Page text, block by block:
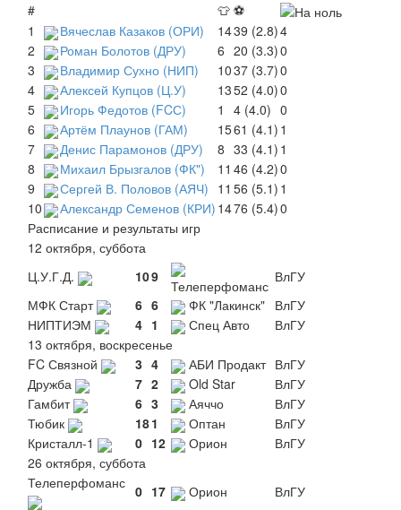
#
👕 ⚽
1
Вячеслав Казаков (ОРИ) 1439 (2.8)4
2
Роман Болотов (ДРУ) 6 20 (3.3)0
3
Владимир Сухно (НИП) 1037 (3.7)0
4
Алексей Купцов (Ц.У) 1352 (4.0)0
5
Игорь Федотов (FCС) 1 4 (4.0) 0
6
Артём Плаунов (ГАМ) 1561 (4.1) 1
7
Денис Парамонов (ДРУ) 8 33 (4.1) 1
8
Михаил Брызгалов (ФК") 11 46 (4.2)0
9
Сергей В. Половов (АЯЧ) 11 56 (5.1) 1
10
Александр Семенов (КРИ) 1476 (5.4)0
Расписание и результаты игр
12 октября, суббота
Ц.У.Г.Д.
109
Телеперфоманс
ВлГУ
МФК Старт
6 6 ФК "Лакинск" ВлГУ
НИПТИЭМ
4 1 Спец Авто
ВлГУ
13 октября, воскресенье
FC Связной
3 4 АБИ Продакт ВлГУ
Дружба
7 2 Old Star
ВлГУ
Гамбит
6 3 Аяччо
ВлГУ
Тюбик
181 Оптан
ВлГУ
Кристалл-1
0 12 Орион
ВлГУ
26 октября, суббота
Телеперфоманс 0 17 Орион
ВлГУ